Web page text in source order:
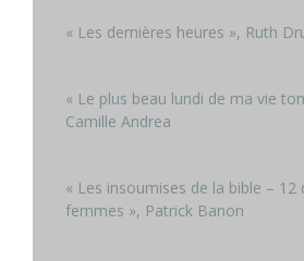
« Les dernières heures », Ruth
« Le plus beau lundi de ma vie
Camille Andrea
« Les insoumises de la bible – 12
femmes », Patrick Banon